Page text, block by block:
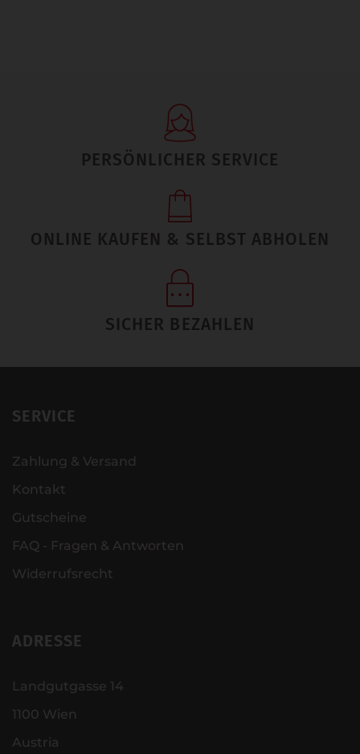
PERSÖNLICHER SERVICE
ONLINE KAUFEN & SELBST ABHOLEN
SICHER BEZAHLEN
SERVICE
Zahlung & Versand
Kontakt
Gutscheine
FAQ - Fragen & Antworten
Widerrufsrecht
ADRESSE
Landgutgasse 14
1100 Wien
Austria